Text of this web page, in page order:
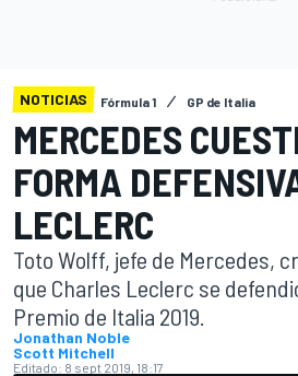
NOTICIAS Fórmula 1 GP de Italia
MERCEDES
FORMA
LECLERC
Toto Wolff, jefe de Mercedes,
que Charles Leclerc se
Premio de Italia 2019.
Jonathan Noble
Scott Mitchell
Editado: 8 sept 2019, 18:17